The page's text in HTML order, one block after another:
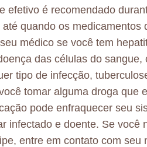
efetivo é recomendado
quando os medicamentos
médico se você tem
das células do sangue,
tipo de infecção,
tomar alguma droga que
pode enfraquecer seu
infectado e doente. Se você
entre em contato com seu